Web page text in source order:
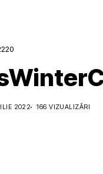
2022 166 VIZUALIZĂRI